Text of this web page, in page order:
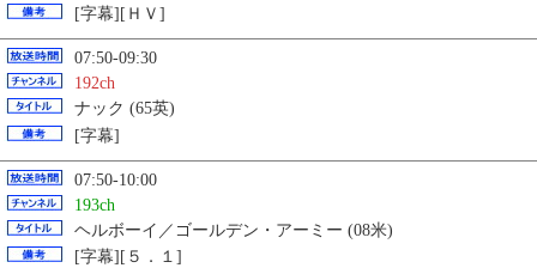
[字幕][ＨＶ]
07:50-09:30
192ch
ナック (65英)
[字幕]
07:50-10:00
193ch
ヘルボーイ／ゴールデン・アーミー (08米)
[字幕][５．１]